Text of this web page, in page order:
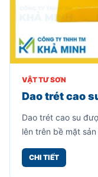
VẬT TƯ SƠN
Dao trét cao
Dao trét cao su
lên trên bề mặt
CHI TIẾT